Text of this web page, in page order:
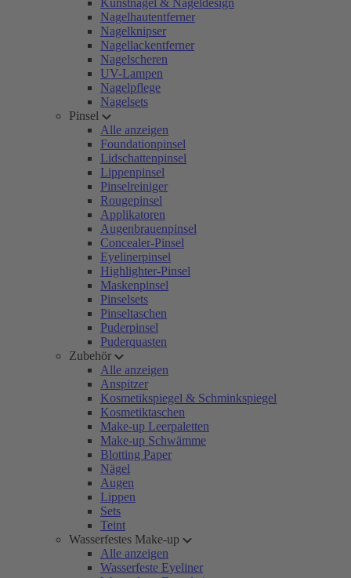
Kunstnägel & Nageldesign
Nagelhautentferner
Nagelknipser
Nagellackentferner
Nagelscheren
UV-Lampen
Nagelpflege
Nagelsets
Pinsel
Alle anzeigen
Foundationpinsel
Lidschattenpinsel
Lippenpinsel
Pinselreiniger
Rougepinsel
Applikatoren
Augenbrauenpinsel
Concealer-Pinsel
Eyelinerpinsel
Highlighter-Pinsel
Maskenpinsel
Pinselsets
Pinseltaschen
Puderpinsel
Puderquasten
Zubehör
Alle anzeigen
Anspitzer
Kosmetikspiegel & Schminkspiegel
Kosmetiktaschen
Make-up Leerpaletten
Make-up Schwämme
Blotting Paper
Nägel
Augen
Lippen
Sets
Teint
Wasserfestes Make-up
Alle anzeigen
Wasserfeste Eyeliner